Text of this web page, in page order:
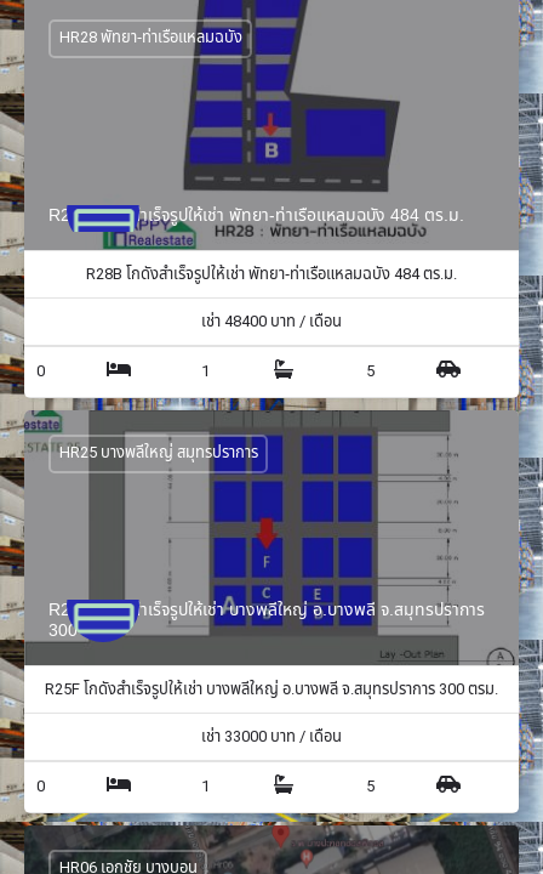
R28B โกดังสำเร็จรูปให้เช่า พัทยา-ท่าเรือแหลมฉบัง 484 ตร.ม.
HR28 พัทยา-ท่าเรือแหลมฉบัง
R28B โกดังสำเร็จรูปให้เช่า พัทยา-ท่าเรือแหลมฉบัง 484 ตร.ม.
เช่า48400 บาท / เดือน
0 1 5
R25F โกดังสำเร็จรูปให้เช่า บางพลีใหญ่ อ.บางพลี จ.สมุทรปราการ
300 ตรม.
HR25 บางพลีใหญ่ สมุทรปราการ
R25F โกดังสำเร็จรูปให้เช่า บางพลีใหญ่ อ.บางพลี จ.สมุทรปราการ 300 ตรม.
เช่า 33000 บาท / เดือน
0 1 5
HR06 เอกชัย บางบอน